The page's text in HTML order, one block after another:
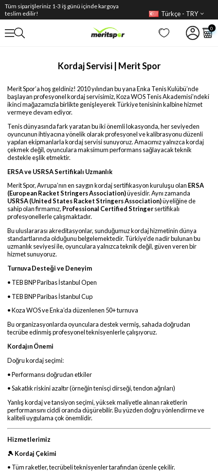
Tüm siparişleriniz 1-3 iş günü içinde kargoya
teslim edilir!
Türkçe - TRY
0
Kordaj Servisi | Merit Spor
Merit Spor’a hoş geldiniz! 2010 yılından bu yana Enka Tenis Kulübü’nde
başlayan profesyonel kordaj servisimiz, Koza WOS Tenis Akademisi’ndeki
ikinci mağazamızla birlikte genişleyerek Türkiye tenisinin kalbine hizmet
vermeye devam ediyor.
Tenis dünyasında fark yaratan bu iki önemli lokasyonda, her seviyeden
oyuncunun ihtiyacına yönelik olarak profesyonel ve kalibrasyonu düzenli
yapılan ekipmanlarla kordaj servisi sunuyoruz. Amacımız yalnızca kordaj
çekmek değil, oyunculara maksimum performans sağlayacak teknik
destekle eşlik etmektir.
ERSA ve USRSA Sertifikalı Uzmanlık
Merit Spor, Avrupa’nın en saygın kordaj sertifikasyon kuruluşu olan ERSA
(European Racket Stringers Association)üyesidir. Aynı zamanda
USRSA (United States Racket Stringers Association)üyeliğine de
sahip olan firmamız, Professional Certified Stringersertifikalı
profesyonellerle çalışmaktadır.
Bu uluslararası akreditasyonlar, sunduğumuz kordaj hizmetinin dünya
standartlarında olduğunu belgelemektedir. Türkiye’de nadir bulunan bu
uzmanlık seviyesi ile, oyunculara yalnızca teknik değil, güven veren bir
hizmet sunuyoruz.
Turnuva Desteği ve Deneyim
• TEB BNP Paribas İstanbul Open
• TEB BNP Paribas İstanbul Cup
• Koza WOS ve Enka’da düzenlenen 50+ turnuva
Bu organizasyonlarda oyunculara destek vermiş, sahada doğrudan
tecrübe edinmiş profesyonel teknisyenlerle çalışıyoruz.
Kordajın Önemi
Doğru kordaj seçimi:
• Performansı doğrudan etkiler
• Sakatlık riskini azaltır (örneğin tenisçi dirseği, tendon ağrıları)
Yanlış kordaj ve tansiyon seçimi, yüksek maliyetle alınan raketlerin
performansını ciddi oranda düşürebilir. Bu yüzden doğru yönlendirme ve
kaliteli uygulama çok önemlidir.
Hizmetlerimiz
🎾 Kordaj Çekimi
• Tüm raketler, tecrübeli teknisyenler tarafından özenle çekilir.